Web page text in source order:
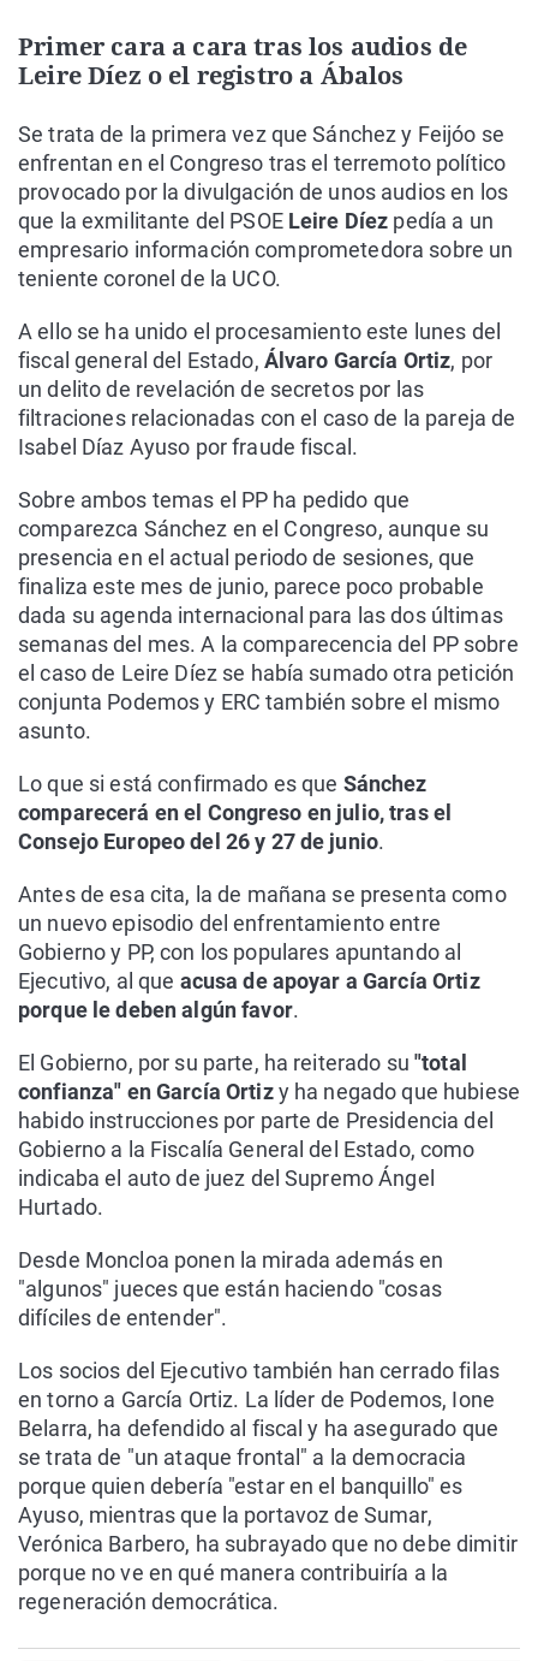
Primer cara a cara tras los audios de
Leire Díez o el registro a Ábalos
Se trata de la primera vez que Sánchez y Feijóo se
enfrentan en el Congreso tras el terremoto político
provocado por la divulgación de unos audios en los
que la exmilitante del PSOE Leire Díez pedía a un
empresario información comprometedora sobre un
teniente coronel de la UCO.
A ello se ha unido el procesamiento este lunes del
fiscal general del Estado, Álvaro García Ortiz, por
un delito de revelación de secretos por las
filtraciones relacionadas con el caso de la pareja de
Isabel Díaz Ayuso por fraude fiscal.
Sobre ambos temas el PP ha pedido que
comparezca Sánchez en el Congreso, aunque su
presencia en el actual periodo de sesiones, que
finaliza este mes de junio, parece poco probable
dada su agenda internacional para las dos últimas
semanas del mes. A la comparecencia del PP sobre
el caso de Leire Díez se había sumado otra petición
conjunta Podemos y ERC también sobre el mismo
asunto.
Lo que si está confirmado es que Sánchez
comparecerá en el Congreso en julio, tras el
Consejo Europeo del 26 y 27 de junio.
Antes de esa cita, la de mañana se presenta como
un nuevo episodio del enfrentamiento entre
Gobierno y PP, con los populares apuntando al
Ejecutivo, al que acusa de apoyar a García Ortiz
porque le deben algún favor.
El Gobierno, por su parte, ha reiterado su"total
confianza" en García Ortizy ha negado que hubiese
habido instrucciones por parte de Presidencia del
Gobierno a la Fiscalía General del Estado, como
indicaba el auto de juez del Supremo Ángel
Hurtado.
Desde Moncloa ponen la mirada además en
"algunos" jueces que están haciendo "cosas
difíciles de entender".
Los socios del Ejecutivo también han cerrado filas
en torno a García Ortiz. La líder de Podemos, Ione
Belarra, ha defendido al fiscal y ha asegurado que
se trata de "un ataque frontal" a la democracia
porque quien debería "estar en el banquillo" es
Ayuso, mientras que la portavoz de Sumar,
Verónica Barbero, ha subrayado que no debe dimitir
porque no ve en qué manera contribuiría a la
regeneración democrática.